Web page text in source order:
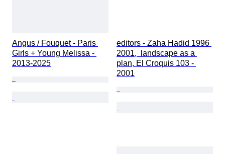
Angus / Fouquet - Paris
Girls + Young Melissa -
2013-2025
editors - Zaha Hadid 1996
2001,  landscape as a
plan, El Croquis 103 -
2001